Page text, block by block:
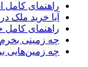
راهنمای کامل
آیا خرید ملک در سال ۱۴۰۴
راهنمای کامل
چه زمینی
چه زمین‌هایی